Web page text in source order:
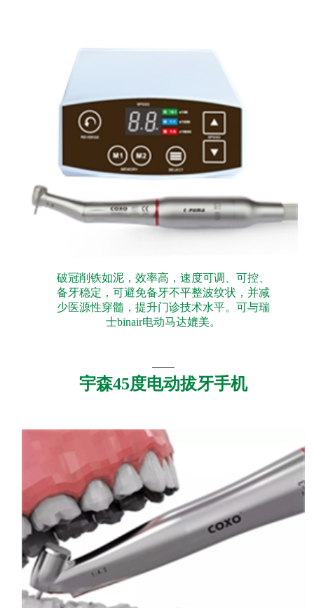
破冠削铁如泥，效率高，速度可调、可控、
备牙稳定，可避免备牙不平整波纹状，并减
少医源性穿髓，提升门诊技术水平。可与瑞
士binair电动马达媲美。
宇森45度电动拔牙手机